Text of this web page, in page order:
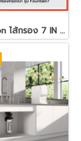
Stiebel Eltron ไส้กรอง 7 IN 1 | สำหรับเครื่องกรองน้ำรุ่น Fountain7 | Fountain7S